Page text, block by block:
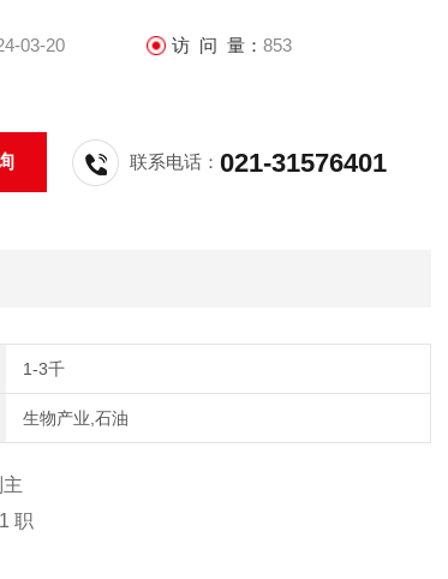
03-20 访 问 量： 853
联系电话：021-31576401
1-3千
生物产业,石油
职